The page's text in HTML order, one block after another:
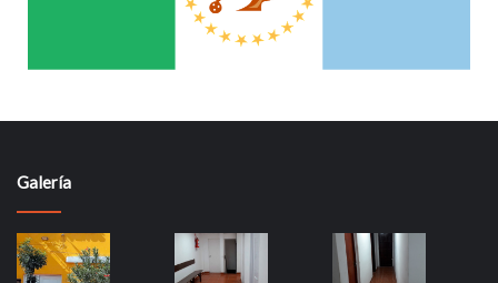
Galería